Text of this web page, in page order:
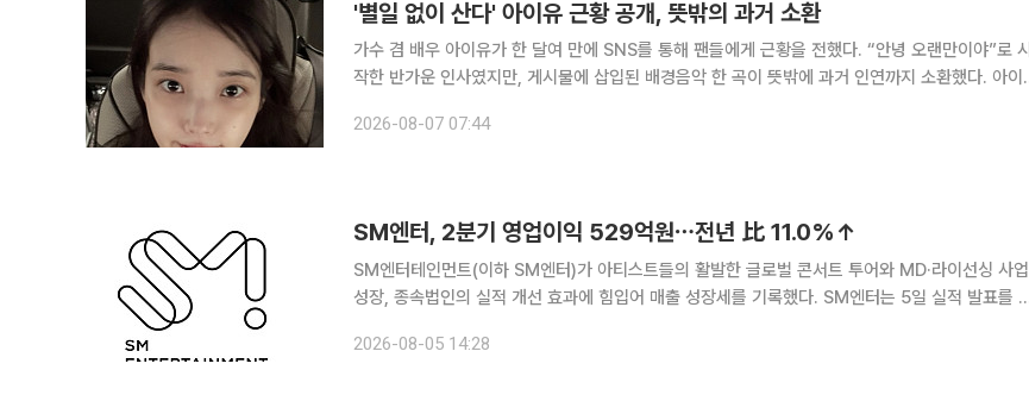
'별일 없이 산다' 아이유 근황 공개, 뜻밖의 과거 소환
가수 겸 배우 아이유가 한 달여 만에 SNS를 통해 팬들에게 근황을 전했다. “안녕 오랜만이야”로 시
작한 반가운 인사였지만, 게시물에 삽입된 배경음악 한 곡이 뜻밖에 과거 인연까지 소환했다. 아이
살고 있음”, “마이 늦은 생일상도”, 눈과 하트 모양의
2026-08-07 07:44
SM엔터, 2분기 영업이익 529억원⋯전년 比 11.0%↑
SM엔터테인먼트(이하 SM엔터)가 아티스트들의 활발한 글로벌 콘서트 투어와 MD·라이선싱 사업
성장, 종속법인의 실적 개선 효과에 힘입어 매출 성장세를 기록했다. SM엔터는 5일 실적 발표를 통
2026-08-05 14:28